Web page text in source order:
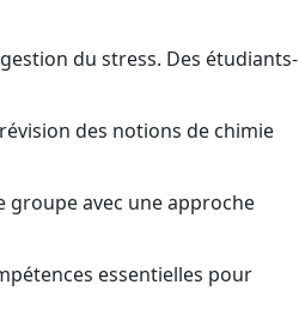
du stress. Des étudiants-
des notions de chimie
groupe avec une approche
essentielles pour